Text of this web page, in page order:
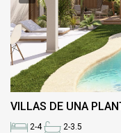
VILLAS DE UNA
2-4 2-3.5